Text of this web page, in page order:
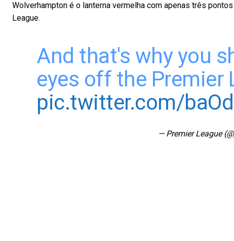
Wolverhampton é o lanterna vermelha com apenas três
League.
And that's why you
eyes off the Premier
pic.twitter.com/
— Premier League